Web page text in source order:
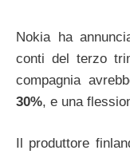
Nokia ha
conti del terzo
compagnia
30%, e una
Il produttore